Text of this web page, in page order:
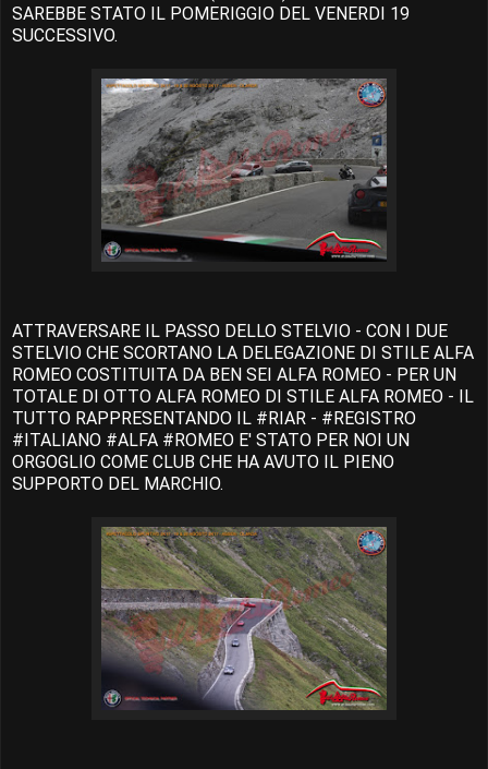
SAREBBE STATO IL POMERIGGIO DEL VENERDI 19
SUCCESSIVO.
ATTRAVERSARE IL PASSO DELLO STELVIO - CON I DUE
STELVIO CHE SCORTANO LA DELEGAZIONE DI STILE ALFA
ROMEO COSTITUITA DA BEN SEI ALFA ROMEO - PER UN
TOTALE DI OTTO ALFA ROMEO DI STILE ALFA ROMEO - IL
TUTTO RAPPRESENTANDO IL #RIAR - #REGISTRO
#ITALIANO #ALFA #ROMEO E' STATO PER NOI UN
ORGOGLIO COME CLUB CHE HA AVUTO IL PIENO
SUPPORTO DEL MARCHIO.